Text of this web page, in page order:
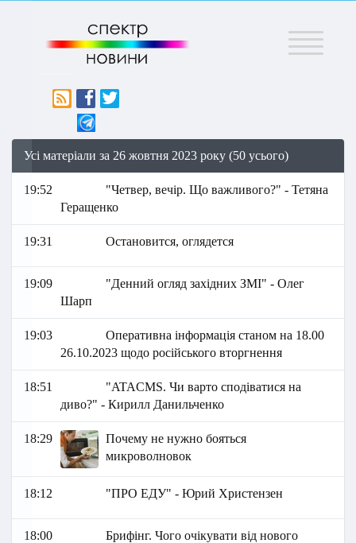
Меню
Усі матеріали за 26 жовтня 2023 року (50 усього)
19:52
"Четвер, вечір. Що важливого?" - Тетяна
Геращенко
19:31 Остановится, оглядется
19:09
"Денний огляд західних ЗМІ" - Олег
Шарп
19:03
Оперативна інформація станом на 18.00
26.10.2023 щодо російського вторгнення
18:51
"ATACMS. Чи варто сподіватися на
диво?" - Кирилл Данильченко
18:29
Почему не нужно бояться
микроволновок
18:12 "ПРО ЕДУ" - Юрий Христензен
18:00
Брифінг. Чого очікувати від нового